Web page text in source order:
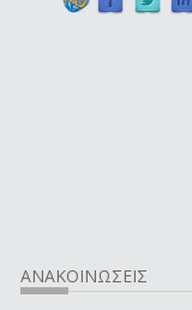
ΑΝΑΚΟΙΝΩΣΕΙΣ